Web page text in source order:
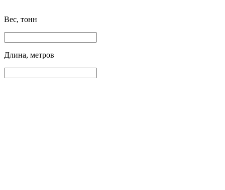
Вес, тонн
Длина, метров